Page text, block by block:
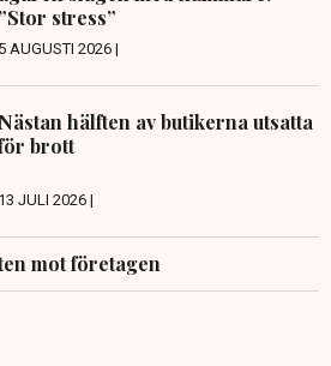
”Stor stress”
5 AUGUSTI 2026 |
Nästan hälften av butikerna utsatta
brott
13 JULI 2026 |
mot företagen